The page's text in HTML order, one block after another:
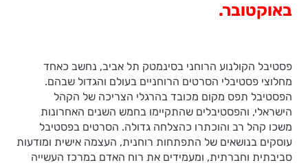
באוקטובר.
פסטיבל הקולנוע הרוחני בסינמטק תל אביב, נחשב כאחד
מחלוצי פסטיבלי הסרטים הרוחניים בעולם והגדול שבהם.
הפסטיבל תפס מקום מכובד בהרגלי הצריכה של הקהל
הישראלי, והפסטיבלים שהתקיימו בחמש השנים האחרונות
משכו קהל רב והוכתרו כהצלחה גדולה. הסרטים בפסטיבל
עוסקים בנושאים של התפתחות רוחנית, העצמה אישית ומודעות
סביבתית וחברתית, ומעמידים את רוח האדם במרכז העשייה